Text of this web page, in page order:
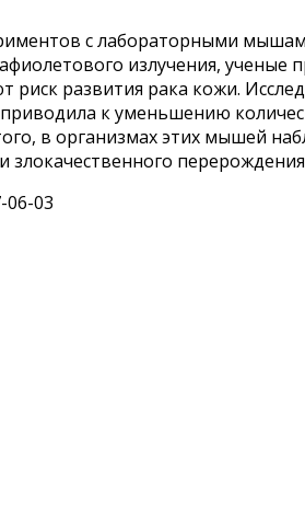
с лабораторными
излучения, ученые
риск развития рака кожи.
к уменьшению
в организмах этих мышей
злокачественного
06-03